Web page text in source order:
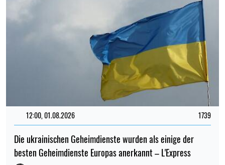
12:00, 01.08.2026 1739
Die ukrainischen Geheimdienste wurden als einige der
besten Geheimdienste Europas anerkannt – L'Express